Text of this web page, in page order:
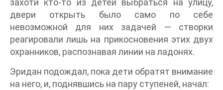
захоти кто-то из детей выбраться на улицу,
двери открыть было само по себе
невозможной для них задачей — створки
реагировали лишь на прикосновения этих двух
охранников, распознавая линии на ладонях.
Эридан подождал, пока дети обратят внимание
на него, и, поднявшись на пару ступеней, начал: